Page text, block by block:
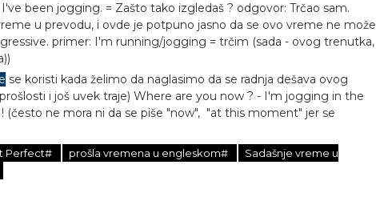
been jogging. = Zašto tako izgledaš ? odgovor: Trčao sam.
u prevodu, i ovde je potpuno jasno da se ovo vreme ne može
primer: I'm running/jogging = trčim (sada - ovog trenutka,
se koristi kada želimo da naglasimo da se radnja dešava ovog
i još uvek traje) Where are you now ? - I'm jogging in the
! (često ne mora ni da se piše "now", "at this moment" jer se
Perfect# prošla vremena u engleskom#
Sadašnje vreme u